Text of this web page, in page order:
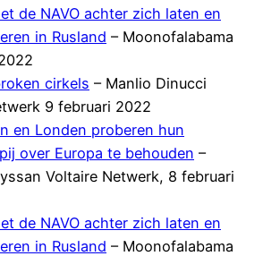
de NAVO achter zich laten en
in Rusland – Moonofalabama
cirkels – Manlio Dinucci
9 februari 2022
en Londen proberen hun
over Europa te behouden –
Voltaire Netwerk, 8 februari
de NAVO achter zich laten en
in Rusland – Moonofalabama